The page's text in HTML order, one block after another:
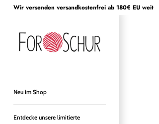
DirektWir versenden versandkostenfrei ab 180€ EU weit
Neu im Shop
Entdecke unsere limitierte